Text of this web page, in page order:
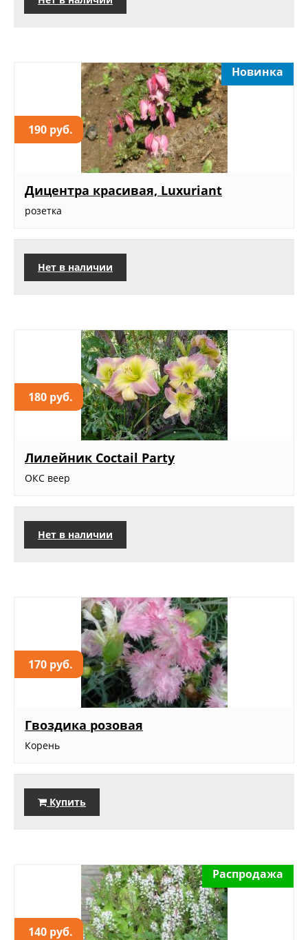
190 руб.
Новинка
Дицентра красивая, Luxuriant
розетка
Нет в наличии
180 руб.
Лилейник Coctail Party
ОКС веер
Нет в наличии
170 руб.
Гвоздика розовая
Корень
Купить
140 руб.
Распродажа